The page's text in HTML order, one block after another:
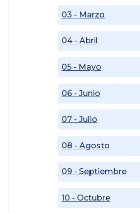
03 - Marzo
04 - Abril
05 - Mayo
06 - Junio
07 - Julio
08 - Agosto
09 - Septiembre
10 - Octubre